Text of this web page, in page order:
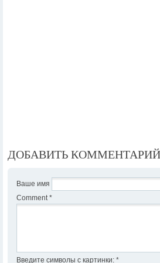
ДОБАВИТЬ КОММЕНТАРИЙ
Ваше имя
Comment *
Введите символы с картинки: *